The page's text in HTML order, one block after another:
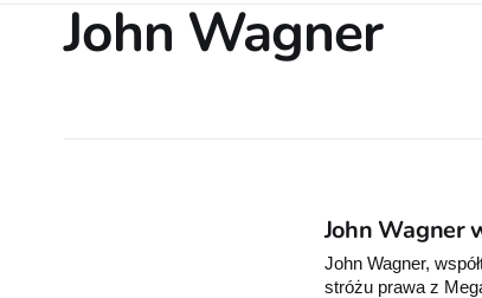
John Wagner
John Wagner
John Wagner,
stróżu prawa z